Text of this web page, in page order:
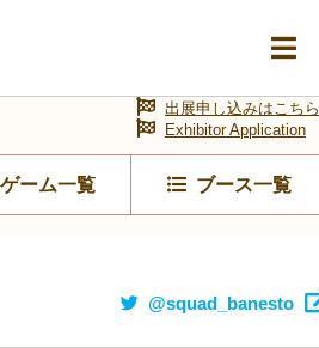
ゲーム一覧 ブース一覧
出展申し込みはこちら
Exhibitor Application
@squad_banesto